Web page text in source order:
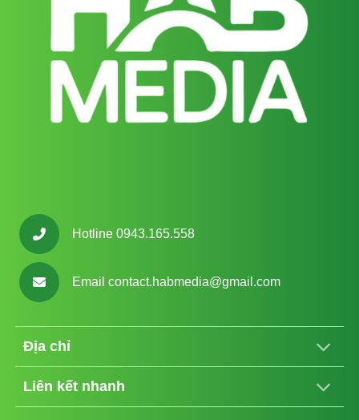
Hotline 0943.165.558
Emailcontact.habmedia@gmail.com
Địa chỉ
Liên kết nhanh